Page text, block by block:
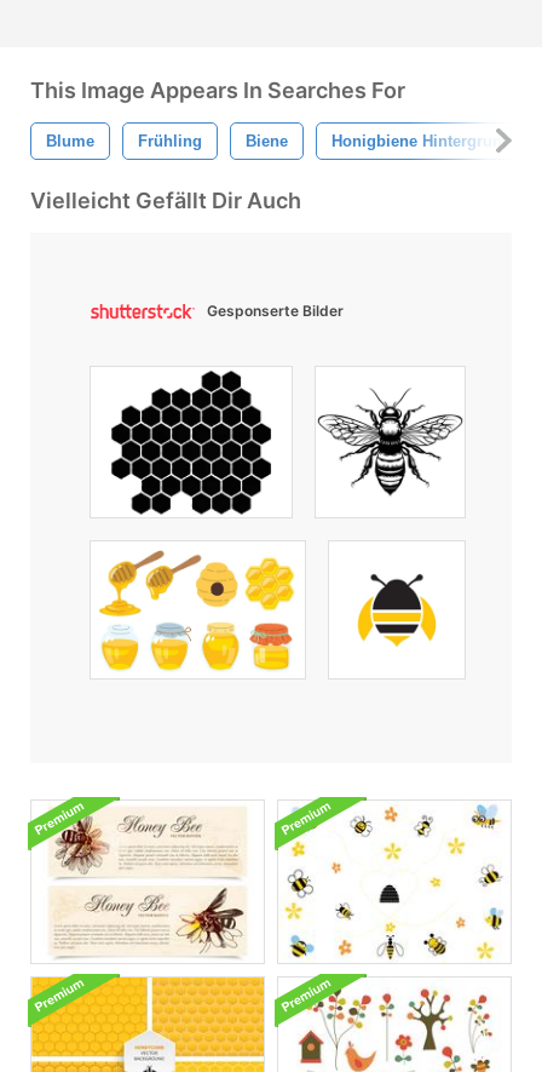
This Image Appears In Searches For
Blume Frühling Biene Honigbiene Hintergrund
Vielleicht Gefällt Dir Auch
Gesponserte Bilder